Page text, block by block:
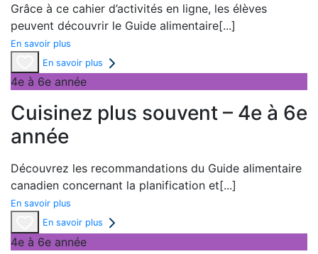
Grâce à ce cahier d’activités en ligne, les élèves
peuvent découvrir le Guide alimentaire[...]
En savoir plus
En savoir plus
4e à 6e année
Cuisinez plus souvent – 4e à 6e
année
Découvrez les recommandations du Guide alimentaire
canadien concernant la planification et[...]
En savoir plus
En savoir plus
4e à 6e année